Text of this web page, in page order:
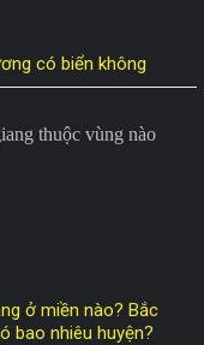
có biển không
ở miền nào? Bắc
bao nhiêu huyện?